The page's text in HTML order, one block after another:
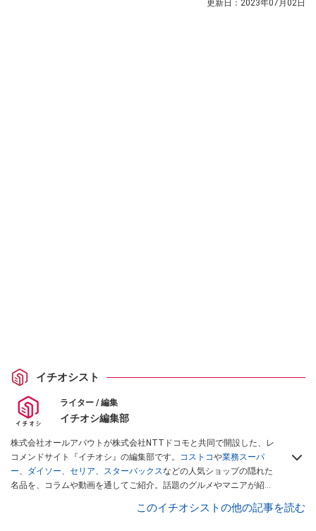
更新日： 2023年07月02日
イチオシスト
ライター / 編集
イチオシ編集部
株式会社オールアバウトが株式会社NTTドコモと共同で開設した、レ
コメンドサイト『イチオシ』の編集部です。 コストコや業務スーパ
ー、 ダイソー、 セリア、 スターバックスなどの人気ショップの隠れた
名品を、コラムや動画を通してご紹介。話題のグルメやマニアが紹介
インフルエンサーが実際に使用してレビューしています。毎日トレン
このイチオシストの他の記事を読む